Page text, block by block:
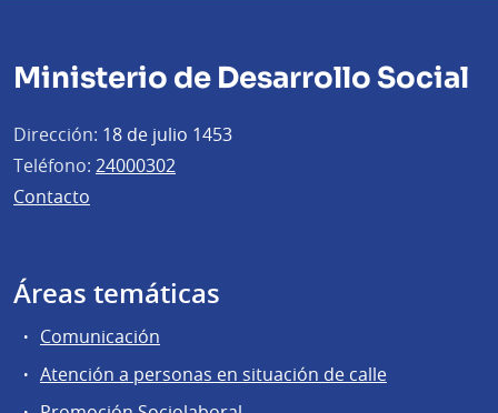
Ministerio de Desarrollo Social
Dirección: 18 de julio 1453
Teléfono: 24000302
Contacto
Áreas temáticas
Comunicación
Atención a personas en situación de calle